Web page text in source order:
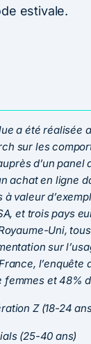
estivale.
a été réalisée
sur les
d’un panel
achat en ligne
valeur
et trois pays
Uni,
sur
l’enquête
femmes et 48%
Z (18-24
(25-40 ans)